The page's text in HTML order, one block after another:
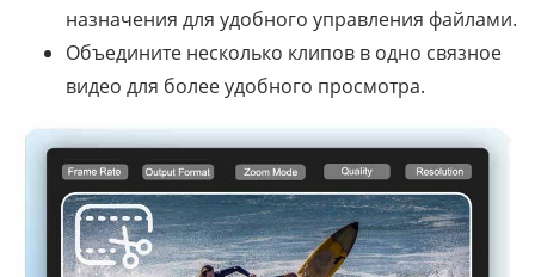
назначения для удобного управления файлами.
Объедините несколько клипов в одно связное
видео для более удобного просмотра.